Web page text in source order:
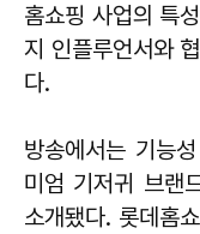
홈쇼핑 사업의 특
지 인플루언서와
다.
방송에서는 기능
미엄 기저귀 브랜
소개됐다. 롯데홈